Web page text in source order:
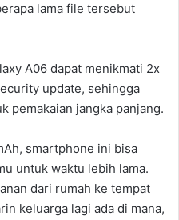
lama file tersebut
A06 dapat menikmati 2x
update, sehingga
pemakaian jangka panjang.
smartphone ini bisa
untuk waktu lebih lama.
dari rumah ke tempat
keluarga lagi ada di mana,